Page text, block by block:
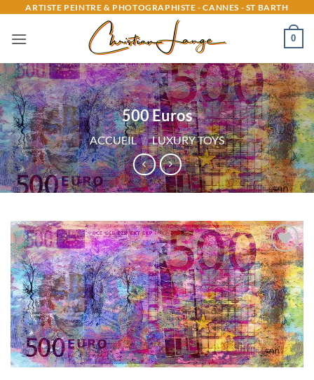
Passer
contenu
ARTISTE PEINTRE & PHOTOGRAPHISTE - CANNES - ST BARTH
0
500 Euros
ACCUEIL / LUXURY TOYS
Ajouter
à la
liste
d’envies